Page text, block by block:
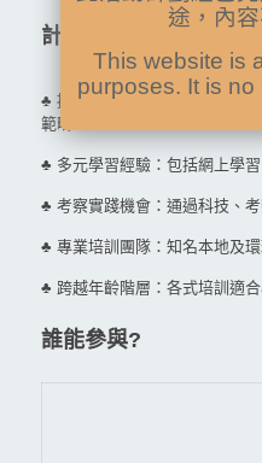
計劃特色
♣ 提升軟硬實力：包括理財能
範疇
♣ 多元學習經驗：包括網上學
♣ 考察實踐機會：通過科技、
♣ 專業培訓團隊：知名本地及
♣ 跨越年齡階層：各式培訓適
誰能參與?
途，內
This website is
purposes. It is